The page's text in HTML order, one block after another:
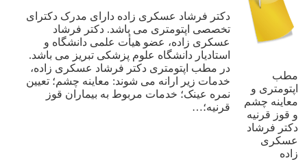
مطب
اپتومتری و
معاینه چشم
و قوز قرنیه
دکتر فرشاد
عسکری
زاده
دکتر فرشاد عسکری زاده دارای مدرک دکترای
تخصصی اپتومتری می باشد. دکتر فرشاد
عسکری زاده، عضو هیأت علمی دانشگاه و
استادیار دانشگاه علوم پزشکی تبریز می باشد.
در مطب اپتومتری دکتر فرشاد عسکری زاده،
خدمات زیر ارانه می شوند: معاینه چشم؛ تعیین
نمره عینک؛ خدمات مربوط به بیماران قوز
قرنیه؛…